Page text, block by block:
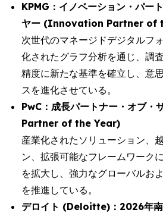
KPMG：イノベーション・パー
ヤー (Innovation Partner of
次世代のマネージドデジタルフ
化されたグラフ分析を通じ、調
精度に新たな基準を確立し、意
スを進化させている。
PwC：成長パートナー・オブ
Partner of the Year)
産業化されたソリューション、
ン、拡張可能なフレームワーク
を拡大し、強力なグローバルお
を推進している。
デロイト (Deloitte)：2026年南